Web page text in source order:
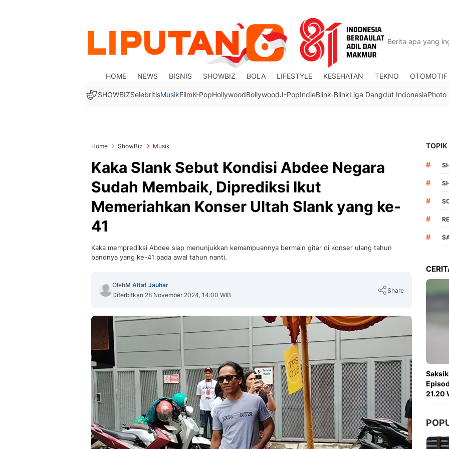
HOME NEWS BISNIS SHOWBIZ BOLA LIFESTYLE KESEHATAN TEKNO OTOMOTIF
SHOWBIZSelebritisMusikFilmK-PopHollywoodBollywoodJ-PopIndieBlink-BlinkLiga Dangdut IndonesiaPhoto
Home ShowBiz Musik
Kaka Slank Sebut Kondisi Abdee Negara
Sudah Membaik, Diprediksi Ikut
Memeriahkan Konser Ultah Slank yang ke-
41
Kaka memprediksi Abdee siap menunjukkan kemampuannya bermain gitar di konser ulang tahun
bandnya yang ke-41 pada awal tahun nanti.
OlehM Altaf Jauhar
Diterbitkan 28 November 2024, 14:00 WIB
Share
TOPIK
#
#
#
#
#
21.20